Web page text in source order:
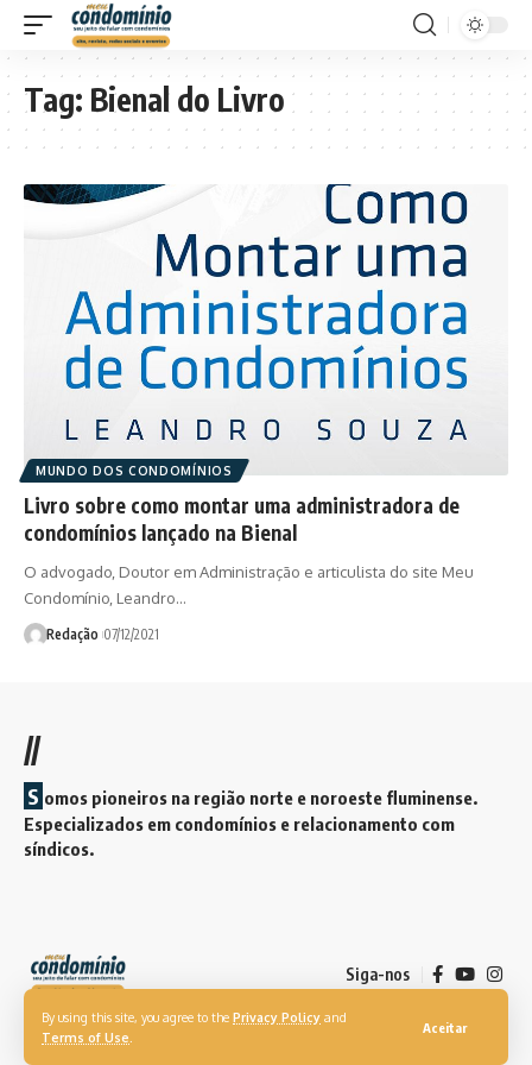
By using this site, you agree to the Privacy Policy and
Terms of Use
Aceitar
Tag: Bienal do Livro
MUNDO DOS CONDOMÍNIOS
Livro sobre como montar uma administradora de
condomínios lançado na Bienal
O advogado, Doutor em Administração e articulista do site Meu
Condomínio, Leandro…
Redação 07/12/2021
//
S omos pioneiros na região norte e noroeste fluminense.
Especializados em condomínios e relacionamento com
síndicos.
Siga-nos
© 2026. Revista Meu Condomínio. Todos os direitos reservados.